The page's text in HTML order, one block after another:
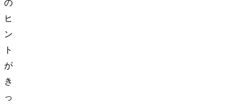
の
ヒ
ン
ト
が
き
っ